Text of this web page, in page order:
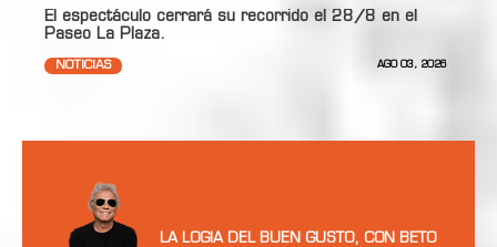
El espectáculo cerrará su recorrido el 28/8 en el
Paseo La Plaza.
NOTICIAS AGO 03, 2026
LA LOGIA DEL BUEN GUSTO, CON BETO